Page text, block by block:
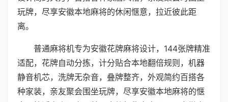
玩牌，尽享安徽本地麻将的休闲惬意，拉近彼此距
离。
普通麻将机专为安徽花牌麻将设计，144张牌精准
适配，花牌自动分拣，计分贴合本地翻倍规则，机器
静音机芯，洗牌无杂音，叠牌整齐，外观简约百搭各
种家装，亲友聚会围坐玩牌，尽享安徽本地麻将的惬